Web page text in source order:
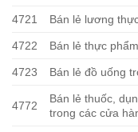
4721 Bán lẻ lương
4722 Bán lẻ thực
4723 Bán lẻ đồ uống
4772
Bán lẻ thuốc,
trong các cửa